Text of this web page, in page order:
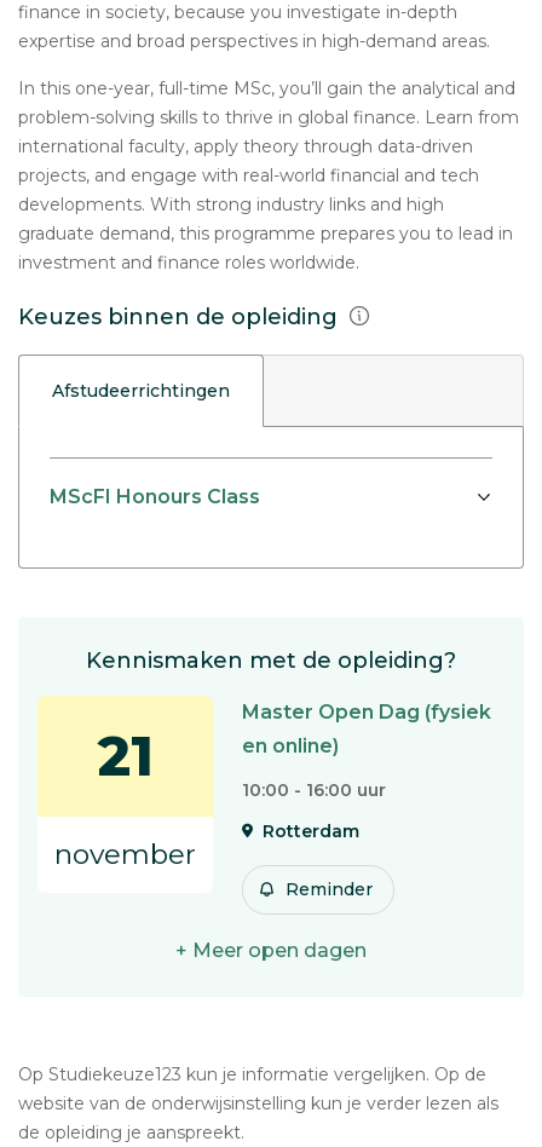
finance in society, because you investigate in-depth
expertise and broad perspectives in high-demand areas.
In this one-year, full-time MSc, you’ll gain the analytical and
problem-solving skills to thrive in global finance. Learn from
international faculty, apply theory through data-driven
projects, and engage with real-world financial and tech
developments. With strong industry links and high
graduate demand, this programme prepares you to lead in
investment and finance roles worldwide.
Keuzes binnen de opleiding
Afstudeerrichtingen
MScFI Honours Class
Kennismaken met de opleiding?
21
november
Master Open Dag (fysiek
en online)
10:00 - 16:00 uur
Rotterdam
Reminder
+ Meer open dagen
Op Studiekeuze123 kun je informatie vergelijken. Op de
website van de onderwijsinstelling kun je verder lezen als
de opleiding je aanspreekt.